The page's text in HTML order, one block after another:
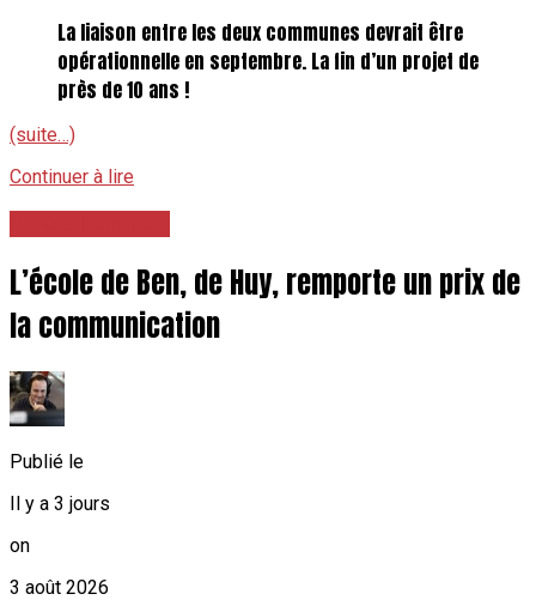
La liaison entre les deux communes devrait être
opérationnelle en septembre. La fin d’un projet de
près de 10 ans !
(suite…)
Continuer à lire
L’école de Ben, de Huy, remporte un prix de
la communication
Publié le
Il y a 3 jours
on
3 août 2026